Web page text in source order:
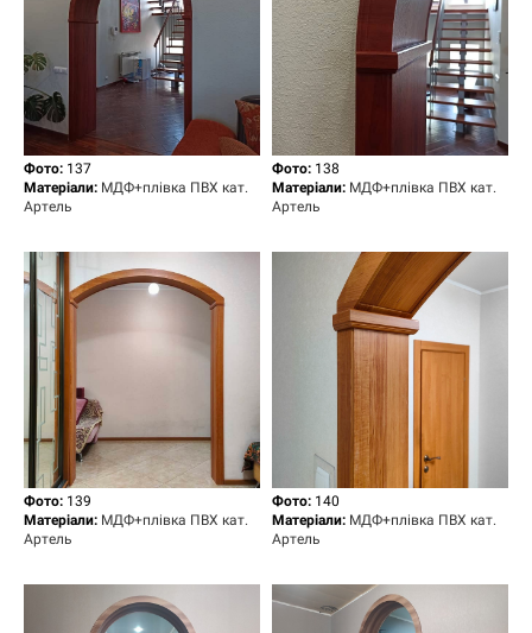
Фото: 137
Матеріали: МДФ+плівка ПВХ кат.
Артель
Фото: 138
Матеріали: МДФ+плівка ПВХ кат.
Артель
Фото: 139
Матеріали: МДФ+плівка ПВХ кат.
Артель
Фото: 140
Матеріали: МДФ+плівка ПВХ кат.
Артель